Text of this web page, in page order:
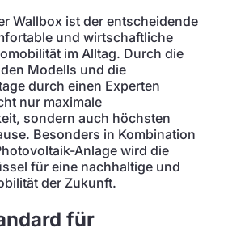
Wallbox ist der entscheidende
und wirtschaftliche
im Alltag. Durch die
Modells und die
durch einen Experten
nur maximale
sondern auch höchsten
Besonders in Kombination
Anlage wird die
für eine nachhaltige und
der Zukunft.
für